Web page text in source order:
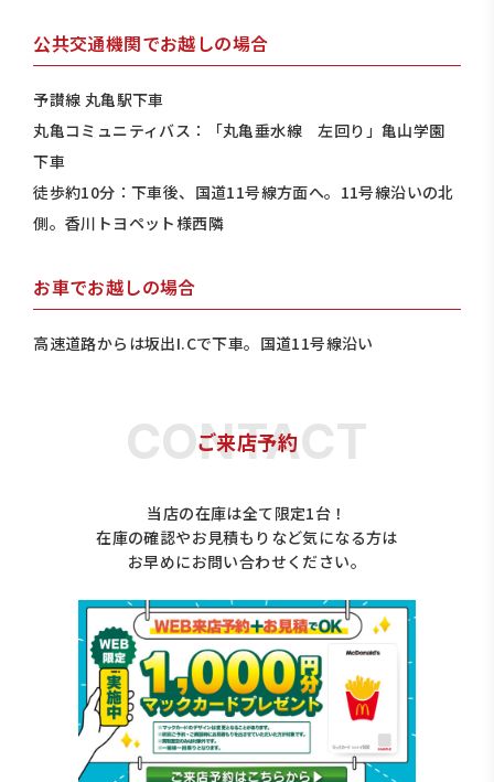
公共交通機関でお越しの場合
予讃線 丸亀駅下車
丸亀コミュニティバス：「丸亀垂水線 左回り」亀山学園
下車
徒歩約10分：下車後、国道11号線方面へ。11号線沿いの北
側。香川トヨペット様西隣
お車でお越しの場合
高速道路からは坂出I.Cで下車。国道11号線沿い
ご来店予約
当店の在庫は全て限定1台！
在庫の確認やお見積もりなど気になる方は
お早めにお問い合わせください。